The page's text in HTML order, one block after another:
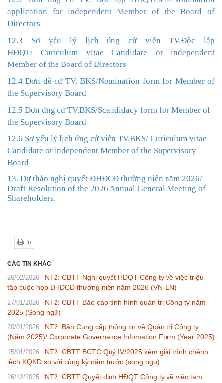
application for independent Member of the Boardof
Directors
12.3 Sơ yếu lý lịch ứng cử viên TV.Độc lập
HĐQT/Curiculum vitae Candidate or independent
Member of the Board of Directors
12.4 Đơn đề cử TV. BKS/Nomination form for Member of
the Supervisory Board
12.5 Đơn ứng cử TV.BKS/Scandidacy form for Member of
the Supervisory Board
12.6 Sơ yếu lý lịch ứng cử viên TV.BKS/ Curiculum vitae
Candidate or independent Member of the Supervisory
Board
13. Dự thảo nghị quyết ĐHĐCĐ thường niên năm 2026/
Draft Resolution of the 2026 Annual General Meeting of
Shareholders.
In
CÁC TIN KHÁC
26/02/2026
NT2: CBTT Nghị quyết HĐQT Công ty về việc triệu
tập cuộc họp ĐHĐCĐ thường niên năm 2026 (VN-EN)
27/01/2026
NT2: CBTT Báo cáo tình hình quản trị Công ty năm
2025 (Song ngữ)
20/01/2026
NT2: Bản Cung cấp thông tin về Quản trị Công ty
(Năm 2025)/ Corporate Governance Infomation Form (Year 2025)
15/01/2026
NT2: CBTT BCTC Quý IV/2025 kèm giải trình chênh
lệch KQKD so với cùng kỳ năm trước (song ngu)
26/12/2025
NT2: CBTT Quyết định HĐQT Công ty về việc tạm